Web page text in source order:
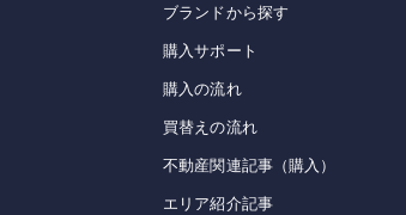
ブランドから探す
購入サポート
購入の流れ
買替えの流れ
不動産関連記事（購入）
エリア紹介記事